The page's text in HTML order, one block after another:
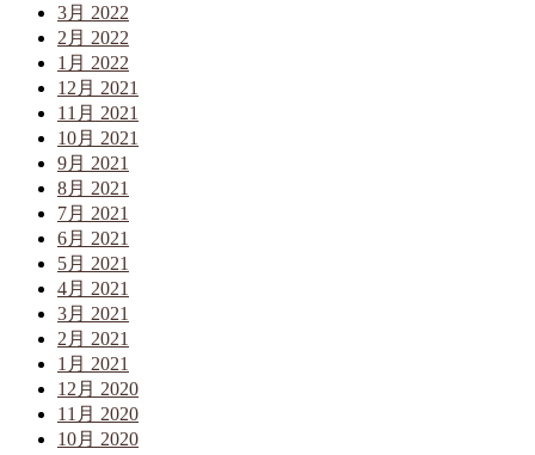
3月 2022
2月 2022
1月 2022
12月 2021
11月 2021
10月 2021
9月 2021
8月 2021
7月 2021
6月 2021
5月 2021
4月 2021
3月 2021
2月 2021
1月 2021
12月 2020
11月 2020
10月 2020